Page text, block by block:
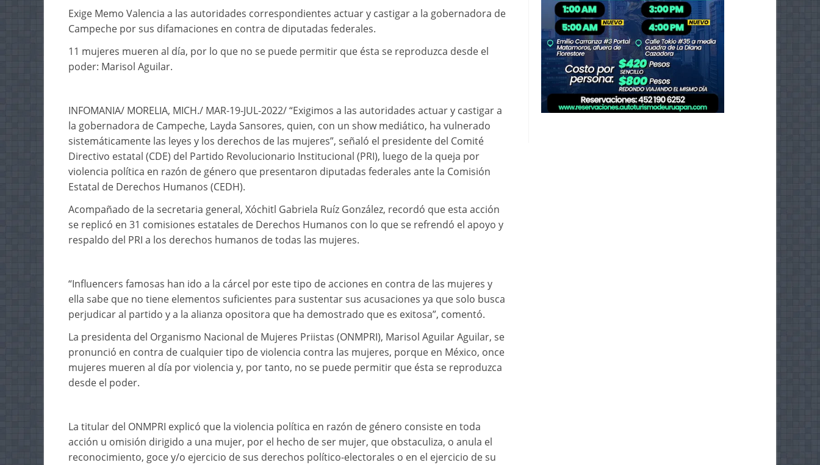
Exige Memo Valencia a las autoridades correspondientes actuar y castigar a la gobernadora de
Campeche por sus difamaciones en contra de diputadas federales.
11 mujeres mueren al día, por lo que no se puede permitir que ésta se reproduzca desde el
poder: Marisol Aguilar.
INFOMANIA/ MORELIA, MICH./ MAR-19-JUL-2022/ “Exigimos a las autoridades actuar y castigar a
la gobernadora de Campeche, Layda Sansores, quien, con un show mediático, ha vulnerado
sistemáticamente las leyes y los derechos de las mujeres”, señaló el presidente del Comité
Directivo estatal (CDE) del Partido Revolucionario Institucional (PRI), luego de la queja por
violencia política en razón de género que presentaron diputadas federales ante la Comisión
Estatal de Derechos Humanos (CEDH).
Acompañado de la secretaria general, Xóchitl Gabriela Ruíz González, recordó que esta acción
se replicó en 31 comisiones estatales de Derechos Humanos con lo que se refrendó el apoyo y
respaldo del PRI a los derechos humanos de todas las mujeres.
“Influencers famosas han ido a la cárcel por este tipo de acciones en contra de las mujeres y
ella sabe que no tiene elementos suficientes para sustentar sus acusaciones ya que solo busca
perjudicar al partido y a la alianza opositora que ha demostrado que es exitosa”, comentó.
La presidenta del Organismo Nacional de Mujeres Priistas (ONMPRI), Marisol Aguilar Aguilar, se
pronunció en contra de cualquier tipo de violencia contra las mujeres, porque en México, once
mujeres mueren al día por violencia y, por tanto, no se puede permitir que ésta se reproduzca
desde el poder.
La titular del ONMPRI explicó que la violencia política en razón de género consiste en toda
acción u omisión dirigido a una mujer, por el hecho de ser mujer, que obstaculiza, o anula el
reconocimiento, goce y/o ejercicio de sus derechos político-electorales o en el ejercicio de su